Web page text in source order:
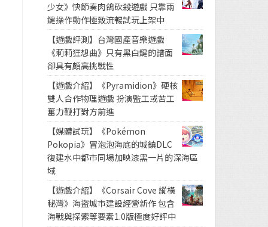
少女》快節奏肉鴿砍殺遊戲 只靠兩
鍵操作動作極致流暢試玩上架中
【遊戲評測】台灣國產音樂遊戲
《莉莉狂想曲》只有黑白鍵的譜面
卻具有頗高挑戰性
【遊戲介紹】《Pyramidion》硬核
雙人合作物理遊戲 扮演監工或苦工
奮力鞭打對方前進
【媒體試玩】《Pokémon
Pokopia》冒泡泡海底的城鎮DLC
復建水中都市同場加映漆黑一片的深海區
域
【遊戲介紹】《Corsair Cove 縱橫
秘灣》海盜城市建設經營新作 包含
海戰與探索等要素1.0版極度好評中